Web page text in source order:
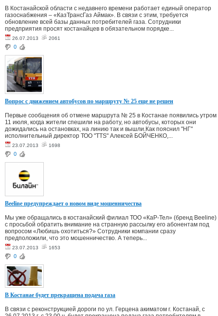
В Костанайской области с недавнего времени работает единый оператор
газоснабжения – «КазТрансГаз Аймак». В связи с этим, требуется
обновление всей базы данных потребителей газа. Сотрудники
предприятия просят костанайцев в обязательном порядке...
26.07.2013 2061
0
Вопрос с движением автобусов по маршруту № 25 еще не решен
Первые сообщения об отмене маршрута № 25 в Костанае появились утром
11 июля, когда жители спешили на работу, но автобусы, которых они
дожидались на остановках, на линию так и вышли.Как пояснил "НГ"
исполнительный директор ТОО "ТТS" Алексей БОЙЧЕНКО,...
23.07.2013 1698
0
Beeline предупреждает о новом виде мошенничества
Мы уже обращались в костанайский филиал ТОО «КаР-Тел» (бренд Beeline)
с просьбой обратить внимание на странную рассылку его абонентам под
вопросом «Любишь охотиться?» Сотрудники компании сразу
предположили, что это мошенничество. А теперь...
23.07.2013 1653
0
В Костанае будет прекращена подача газа
В связи с реконструкцией дороги по ул. Герцена акиматом г. Костанай, с